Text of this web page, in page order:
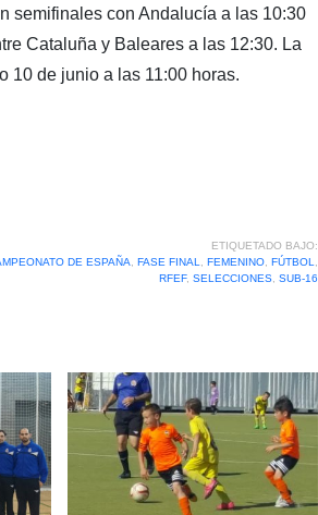
semifinales con Andalucía a las 10:30
Cataluña y Baleares a las 12:30. La
10 de junio a las 11:00 horas.
ETIQUETADO BAJO:
DE ESPAÑA FASE FINAL FEMENINO, FÚTBOL
RFEF, SELECCIONES, SUB-16